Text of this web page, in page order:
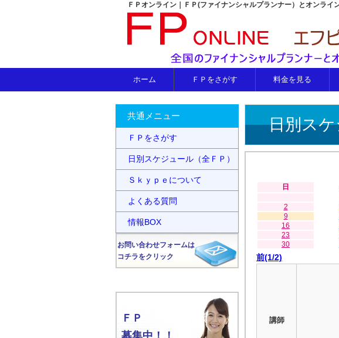
ＦＰオンライン｜ＦＰ(ファイナンシャルプランナー）とオンライ
ホーム ＦＰをさがす 料金を見る
日別ス
日
2
9
16
23
30
前(1/2)
講師
共通メニュー
ＦＰをさがす
日別スケジュール（全ＦＰ）
Ｓｋｙｐｅについて
よくある質問
情報BOX
お問い合わせフォームは
コチラをクリック
ＦＰ
募集中！！